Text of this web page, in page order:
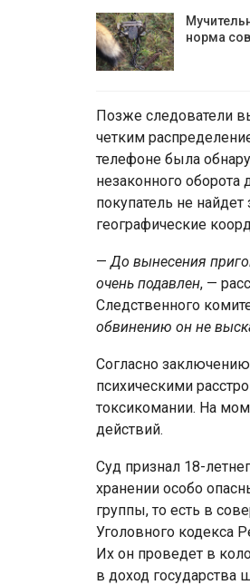
норма
Позже следователи
четким
телефоне была
незаконного
покупатель не
географические
— До вынесения
очень подавлен, —
Следственного
обвинению он не
Согласно заключению
психическими
токсикомании. На
действий.
Суд признал 18-
хранении особо
группы, то есть в
Уголовного кодекса
Их он проведет в
в доход государства